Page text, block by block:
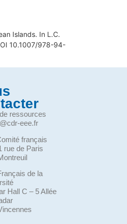
Islands. In L.C.
10.1007/978-94-
ressources
eee.fr
français
rue de Paris
de la
Hall C – 5 Allée